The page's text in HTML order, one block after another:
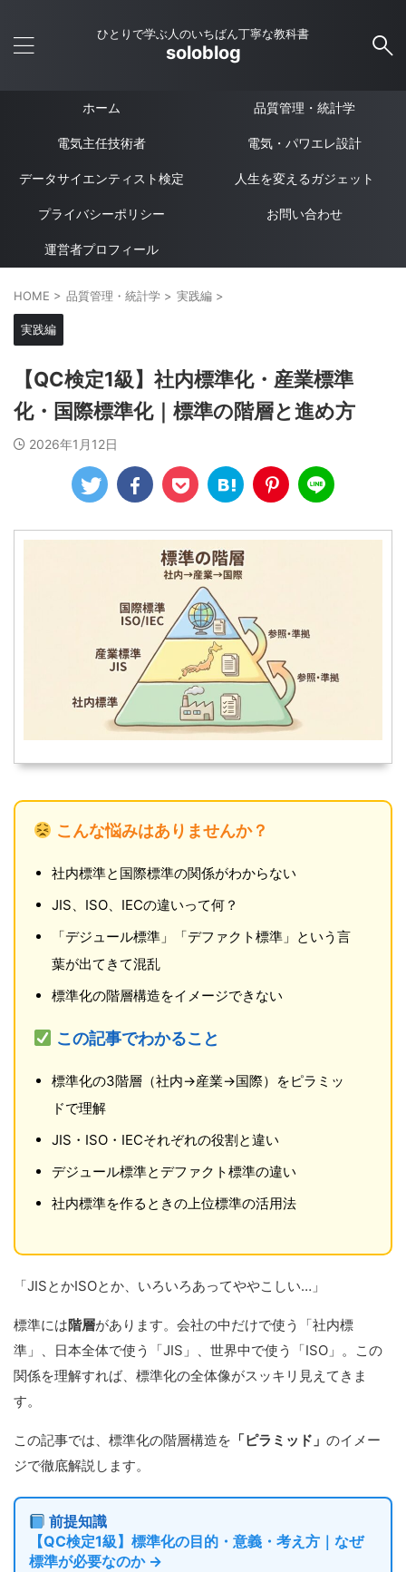
ひとりで学ぶ人のいちばん丁寧な教科書
soloblog
ホーム 品質管理・統計学
電気主任技術者 電気・パワエレ設計
データサイエンティスト検定 人生を変えるガジェット
プライバシーポリシー お問い合わせ
運営者プロフィール
HOME > 品質管理・統計学 > 実践編 >
実践編
【QC検定1級】社内標準化・産業標準
化・国際標準化｜標準の階層と進め方
2026年1月12日
こんな悩みはありませんか？
社内標準と国際標準の関係がわからない
JIS、ISO、IECの違いって何？
「デジュール標準」「デファクト標準」という言
葉が出てきて混乱
標準化の階層構造をイメージできない
この記事でわかること
標準化の3階層（社内→産業→国際）をピラミッ
ドで理解
JIS・ISO・IECそれぞれの役割と違い
デジュール標準とデファクト標準の違い
社内標準を作るときの上位標準の活用法
「JISとかISOとか、いろいろあってややこしい…」
標準には階層があります。会社の中だけで使う「社内標
準」、日本全体で使う「JIS」、世界中で使う「ISO」。この
関係を理解すれば、標準化の全体像がスッキリ見えてきま
す。
この記事では、標準化の階層構造を 「ピラミッド」 のイメー
ジで徹底解説します。
前提知識
【QC検定1級】標準化の目的・意義・考え方｜なぜ
標準が必要なのか →